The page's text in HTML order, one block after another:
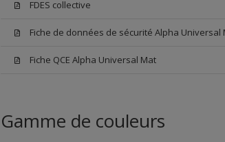
FDES collective
Fiche de données de sécurité Alpha Universal
Fiche QCE Alpha Universal Mat
Gamme de couleurs